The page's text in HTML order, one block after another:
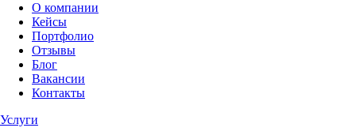
О компании
Кейсы
Портфолио
Отзывы
Блог
Вакансии
Контакты
Услуги